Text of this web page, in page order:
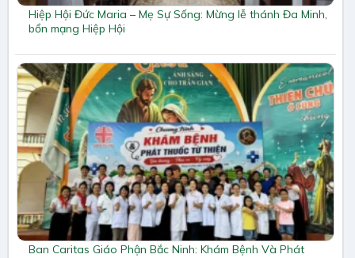
Hiệp Hội Đức Maria – Mẹ Sự Sống: Mừng lễ thánh Đa Minh,
bổn mạng Hiệp Hội
Ban Caritas Giáo Phận Bắc Ninh: Khám Bệnh Và Phát